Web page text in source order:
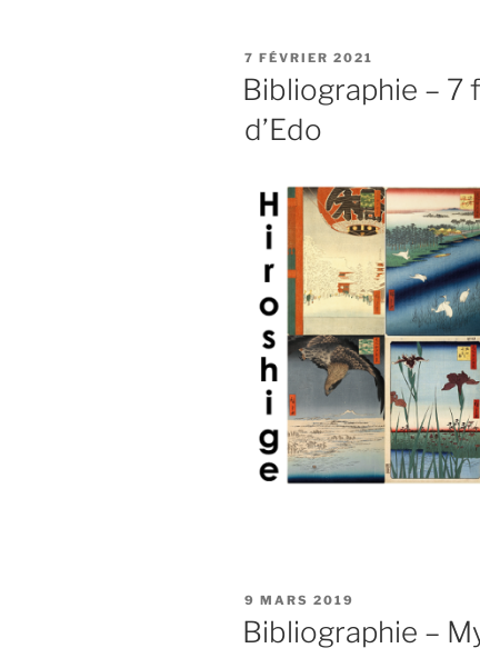
PUBLIÉ
LE
7 FÉVRIER 2021
Bibliographie – 7
d’Edo
PUBLIÉ
LE
9 MARS 2019
Bibliographie –